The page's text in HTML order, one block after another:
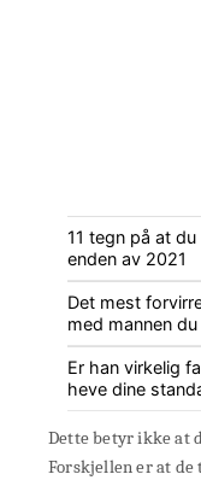
11 tegn på at
enden av 2021
Det mest
med mannen
Er han virkelig
heve dine
Dette betyr ikke at
Forskjellen er at de